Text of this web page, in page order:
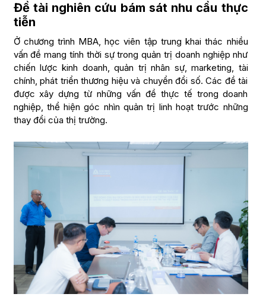
Đề tài nghiên cứu bám sát nhu cầu thực
tiễn
Ở chương trình MBA, học viên tập trung khai thác nhiều
vấn đề mang tính thời sự trong quản trị doanh nghiệp như
chiến lược kinh doanh, quản trị nhân sự, marketing, tài
chính, phát triển thương hiệu và chuyển đổi số. Các đề tài
được xây dựng từ những vấn đề thực tế trong doanh
nghiệp, thể hiện góc nhìn quản trị linh hoạt trước những
thay đổi của thị trường.